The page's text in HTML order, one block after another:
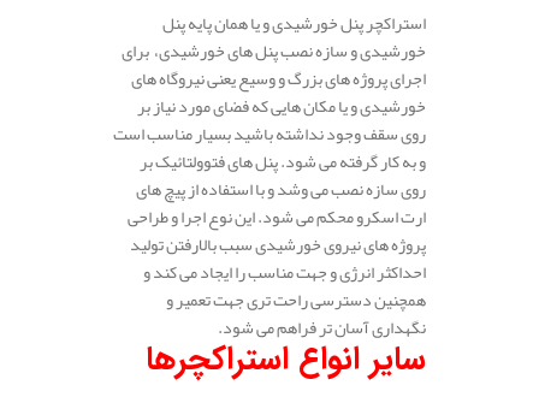
استراکچر پنل خورشیدی و یا همان پایه پنل
خورشیدی و سازه نصب پنل های خورشیدی، برای
اجرای پروژه های بزرگ و وسیع یعنی نیروگاه های
خورشیدی و یا مکان هایی که فضای مورد نیاز بر
روی سقف وجود نداشته باشید بسیار مناسب است
و به کار گرفته می شود. پنل های فتوولتائیک بر
روی سازه نصب می وشد و با استفاده از پیچ‌ های
ارت‌ اسکرو محکم می شود. این نوع اجرا و طراحی
پروژه های نیروی خورشیدی سبب بالارفتن تولید
احداکثر انرژی و جهت مناسب را ایجاد می کند و
همچنین دسترسی راحت تری جهت تعمیر و
نگهداری آسان تر فراهم می شود.
سایر انواع استراکچرها